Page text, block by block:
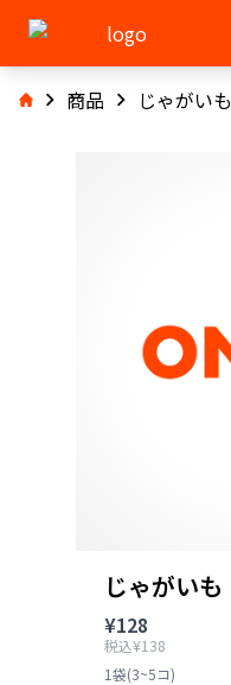
商品 じゃがいも
じゃがいも
¥128
税込¥138
1袋(3~5コ)